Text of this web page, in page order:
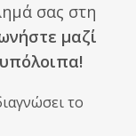
σας στη
μαζί
το